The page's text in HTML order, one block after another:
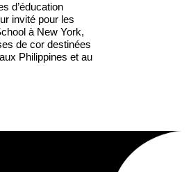
d’éducation
invité pour les
à New York,
de cor destinées
Philippines et au